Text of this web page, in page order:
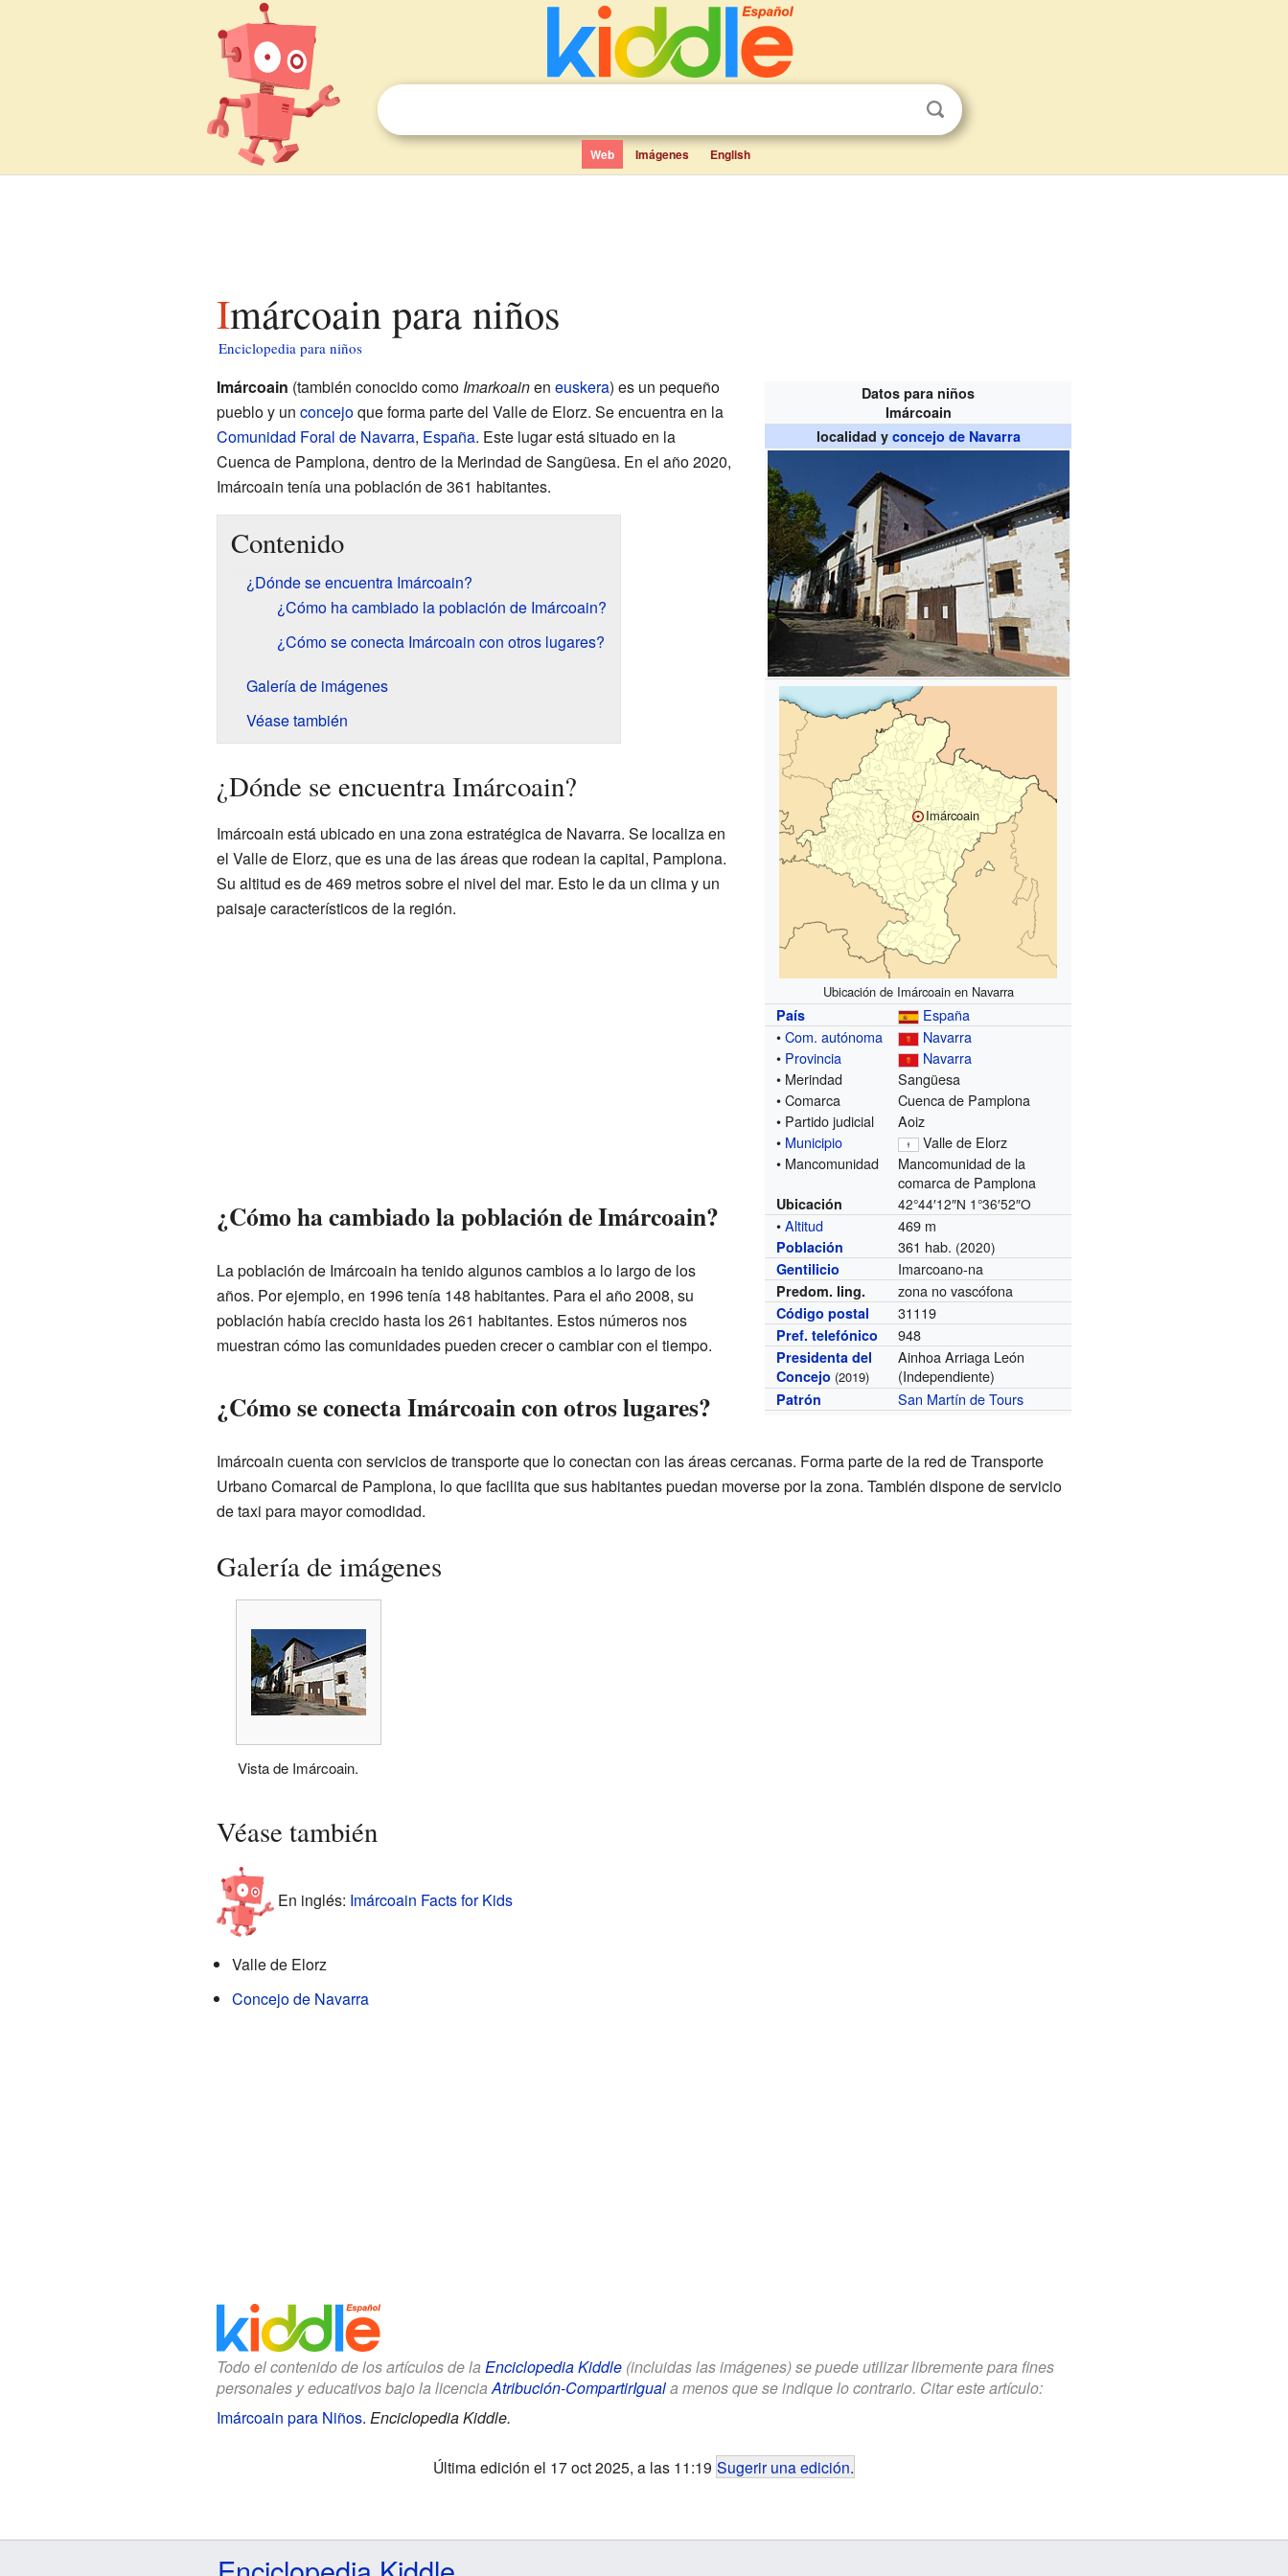
Web Imágenes English
Imárcoain para niños
Enciclopedia para niños
Datos para niños
Imárcoain
localidad y concejo de Navarra
Imárcoain
Ubicación de Imárcoain en Navarra
País
España
•Com. autónoma
Navarra
• Provincia
Navarra
• Merindad
Sangüesa
• Comarca
Cuenca de Pamplona
• Partido judicial
Aoiz
• Municipio
Valle de Elorz
• Mancomunidad
Mancomunidad de la
comarca de Pamplona
Ubicación 42°44′12″N 1°36′52″O
•Altitud 469 m
Población 361 hab. (2020)
Gentilicio
Imarcoano-na
Predom. ling. zona no vascófona
Código postal 31119
Pref. telefónico 948
Presidenta del
Concejo (2019)
Ainhoa Arriaga León
(Independiente)
Patrón San Martín de Tours
Imárcoain (también conocido como Imarkoainen euskera) es un pequeño
pueblo y un concejoque forma parte del Valle de Elorz. Se encuentra en la
Comunidad Foral de Navarra, España. Este lugar está situado en la
Cuenca de Pamplona, dentro de la Merindad de Sangüesa. En el año 2020,
Imárcoain tenía una población de 361 habitantes.
Contenido
¿Dónde se encuentra Imárcoain?
¿Cómo ha cambiado la población de Imárcoain?
¿Cómo se conecta Imárcoain con otros lugares?
Galería de imágenes
Véase también
¿Dónde se encuentra Imárcoain?
Imárcoain está ubicado en una zona estratégica de Navarra. Se localiza en
el Valle de Elorz, que es una de las áreas que rodean la capital, Pamplona.
Su altitud es de 469 metros sobre el nivel del mar. Esto le da un clima y un
paisaje característicos de la región.
¿Cómo ha cambiado la población de Imárcoain?
La población de Imárcoain ha tenido algunos cambios a lo largo de los
años. Por ejemplo, en 1996 tenía 148 habitantes. Para el año 2008, su
población había crecido hasta los 261 habitantes. Estos números nos
muestran cómo las comunidades pueden crecer o cambiar con el tiempo.
¿Cómo se conecta Imárcoain con otros lugares?
Imárcoain cuenta con servicios de transporte que lo conectan con las áreas cercanas. Forma parte de la red de Transporte
Urbano Comarcal de Pamplona, lo que facilita que sus habitantes puedan moverse por la zona. También dispone de servicio
de taxi para mayor comodidad.
Galería de imágenes
Vista de Imárcoain.
Véase también
En inglés: Imárcoain Facts for Kids
Valle de Elorz
Concejo de Navarra
Todo el contenido de los artículos de la Enciclopedia Kiddle(incluidas las imágenes) se puede utilizar libremente para fines
personales y educativos bajo la licencia Atribución-CompartirIguala menos que se indique lo contrario. Citar este artículo:
Imárcoain para Niños. Enciclopedia Kiddle.
Última edición el 17 oct 2025, a las 11:19 Sugerir una edición.